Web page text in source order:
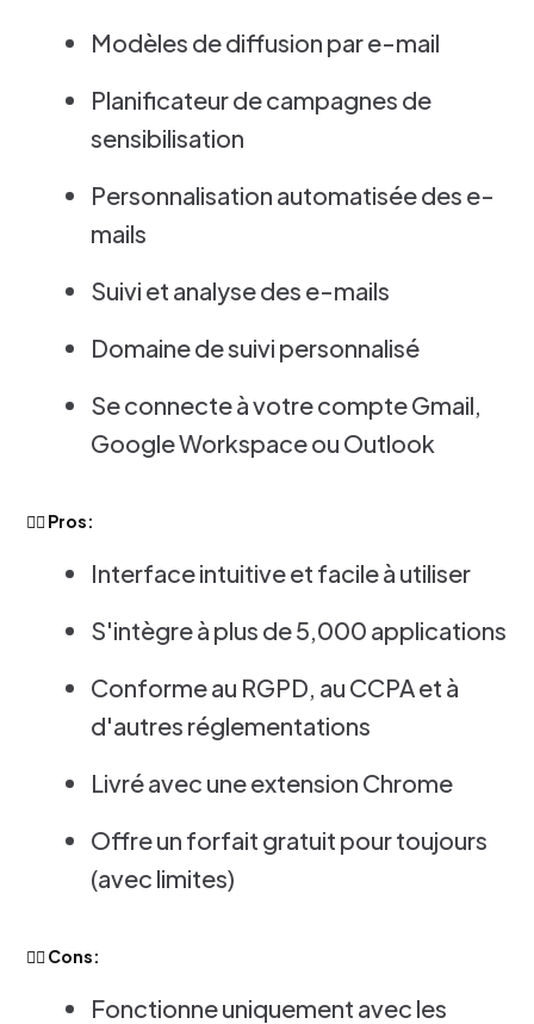
Modèles de diffusion par e-mail
Planificateur de campagnes de
sensibilisation
Personnalisation automatisée des e-
mails
Suivi et analyse des e-mails
Domaine de suivi personnalisé
Se connecte à votre compte Gmail,
Google Workspace ou Outlook
👍🏻 Pros:
Interface intuitive et facile à utiliser
S'intègre à plus de 5,000 applications
Conforme au RGPD, au CCPA et à
d'autres réglementations
Livré avec une extension Chrome
Offre un forfait gratuit pour toujours
(avec limites)
👎🏻 Cons:
Fonctionne uniquement avec les